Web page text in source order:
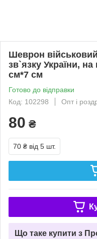
Шеврон
зв`язку України, на
см*7 см
Готово до відправки
Код: 102298
Опт і
80 ₴
70 ₴ від 5 шт.
Що таке купити з